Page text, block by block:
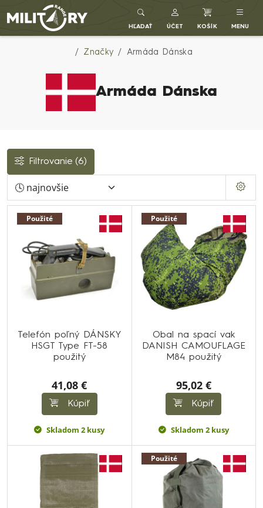
Army shop MILITARY RANGE SK
HĽADAŤ ÚČET KOŠÍK MENU
Značky Armáda Dánska
Armáda Dánska
Filtrovanie (6)
Použité
Telefón poľný DÁNSKY
HSGT Type FT-58
použitý
41,08 €
Kúpiť
Skladom 2 kusy
Použité
Obal na spací vak
DANISH CAMOUFLAGE
M84 použitý
95,02 €
Kúpiť
Skladom 2 kusy
Použité